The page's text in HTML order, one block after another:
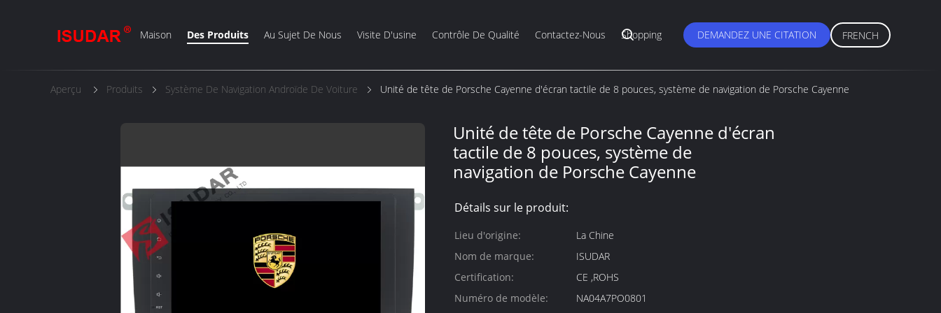
Maison Des Produits Au Sujet De Nous Visite D'usine Contrôle De Qualité Contactez-Nous Shopping DEMANDEZ UNE CITATION FRENCH
Aperçu Produits Système De Navigation Androïde De Voiture Unité de tête de Porsche Cayenne d'écran tactile de 8 pouces, système de navigation de Porsche Cayenne
Unité de tête de Porsche Cayenne d'écran
tactile de 8 pouces, système de
navigation de Porsche Cayenne
Détails sur le produit:
Lieu d'origine:
La Chine
Nom de marque:
ISUDAR
Certification:
CE ,ROHS
Numéro de modèle:
NA04A7PO0801